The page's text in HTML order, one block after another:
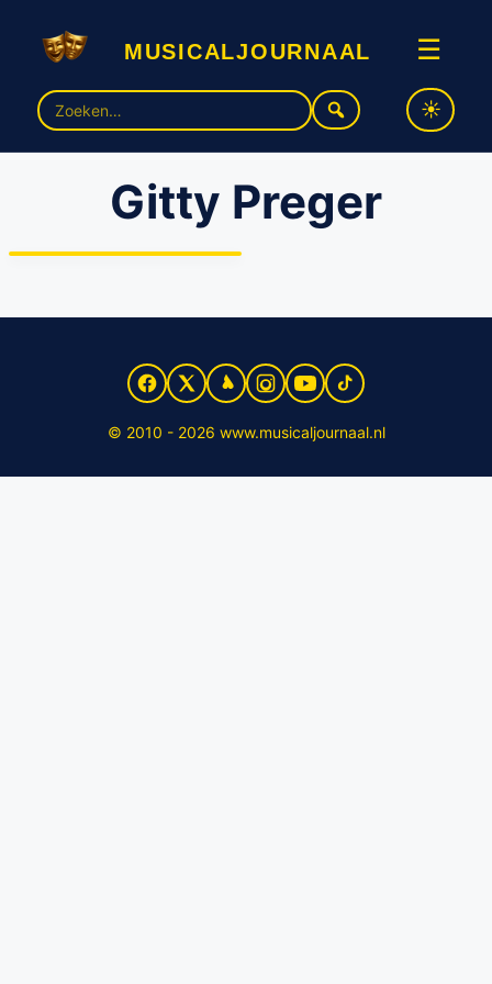
musicaljournaal ☰
Zoek
naar:
Gitty Preger
Tristan van der Lingen is
Romeo in powerpopmusical
© 2010 - 2026 www.musicaljournaal.nl